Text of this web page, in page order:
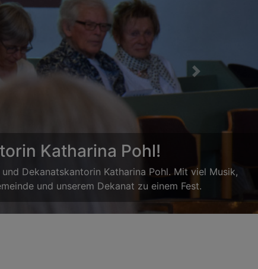
Gemeinsam mit vielen anderen Kindern werden
sondern auch das Miteinander und die Freude am
Gottesdienst präsentiert.
Next